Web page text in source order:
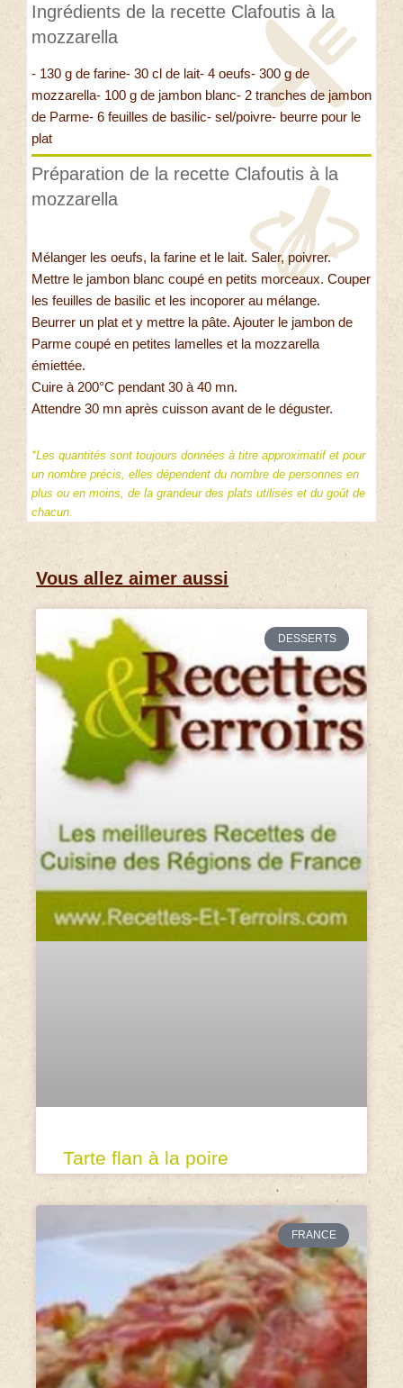
Ingrédients de la recette Clafoutis à la
mozzarella
- 130 g de farine- 30 cl de lait- 4 oeufs- 300 g de
mozzarella- 100 g de jambon blanc- 2 tranches de jambon
de Parme- 6 feuilles de basilic- sel/poivre- beurre pour le
plat
Préparation de la recette Clafoutis à la
mozzarella
Mélanger les oeufs, la farine et le lait. Saler, poivrer.
Mettre le jambon blanc coupé en petits morceaux. Couper
les feuilles de basilic et les incoporer au mélange.
Beurrer un plat et y mettre la pâte. Ajouter le jambon de
Parme coupé en petites lamelles et la mozzarella
émiettée.
Cuire à 200°C pendant 30 à 40 mn.
Attendre 30 mn après cuisson avant de le déguster.
*Les quantités sont toujours données à titre approximatif et pour
un nombre précis, elles dépendent du nombre de personnes en
plus ou en moins, de la grandeur des plats utilisés et du goût de
chacun.
Vous allez aimer aussi
DESSERTS
Tarte flan à la poire
FRANCE